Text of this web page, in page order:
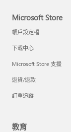
Microsoft Store
帳戶設定檔
下載中心
Microsoft Store 支援
退貨/退款
訂單追蹤
教育